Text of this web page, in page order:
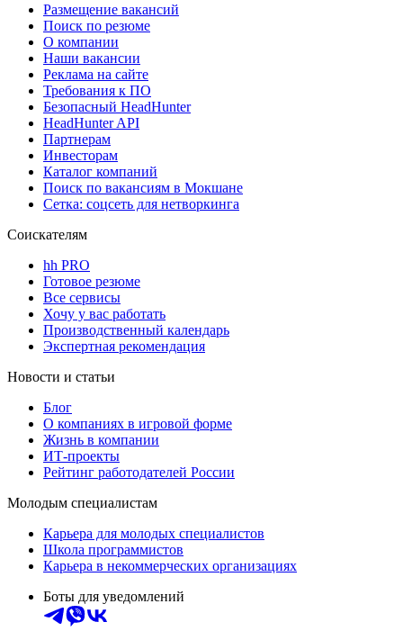
Размещение вакансий
Поиск по резюме
О компании
Наши вакансии
Реклама на сайте
Требования к ПО
Безопасный HeadHunter
HeadHunter API
Партнерам
Инвесторам
Каталог компаний
Поиск по вакансиям в Мокшане
Сетка: соцсеть для нетворкинга
Соискателям
hh PRO
Готовое резюме
Все сервисы
Хочу у вас работать
Производственный календарь
Экспертная рекомендация
Новости и статьи
Блог
О компаниях в игровой форме
Жизнь в компании
ИТ-проекты
Рейтинг работодателей России
Молодым специалистам
Карьера для молодых специалистов
Школа программистов
Карьера в некоммерческих организациях
Боты для уведомлений